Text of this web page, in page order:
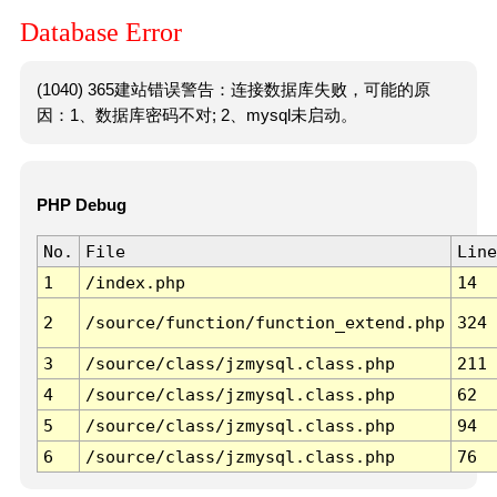
Database Error
(1040) 365建站错误警告：连接数据库失败，可能的原
因：1、数据库密码不对; 2、mysql未启动。
PHP Debug
No. File
Line
1
/index.php 14
2 /source/function/function_extend.php 324
3 /source/class/jzmysql.class.php
211
4
/source/class/jzmysql.class.php
62
5
/source/class/jzmysql.class.php
94
6
/source/class/jzmysql.class.php 76